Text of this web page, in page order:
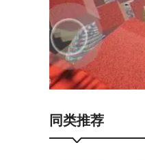
想要找到正确的路
恐怖可怕的怪物正
拥有不同的游戏关
后室重生重制版游
游戏中有很多隐藏
同类推荐